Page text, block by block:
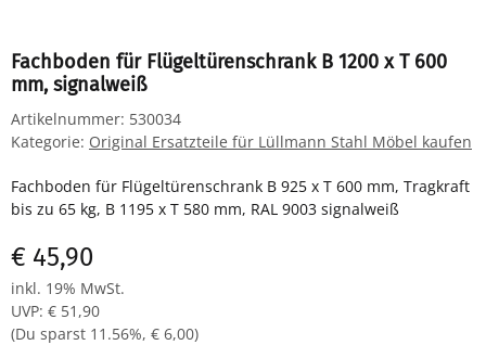
Fachboden für Flügeltürenschrank B 1200 x T 600
mm, signalweiß
Artikelnummer: 530034
Kategorie: Original Ersatzteile für Lüllmann Stahl Möbel kaufen
Fachboden für Flügeltürenschrank B 925 x T 600 mm, Tragkraft
bis zu 65 kg, B 1195 x T 580 mm, RAL 9003 signalweiß
€ 45,90
inkl. 19% MwSt.
UVP: € 51,90
(Du sparst 11.56%, € 6,00)